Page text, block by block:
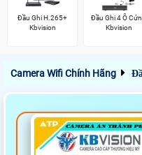
Đầu Ghi H.265+
Kbvision
Đầu Ghi 4 Ổ
Kbvision
Camera Wifi Chính Hãng